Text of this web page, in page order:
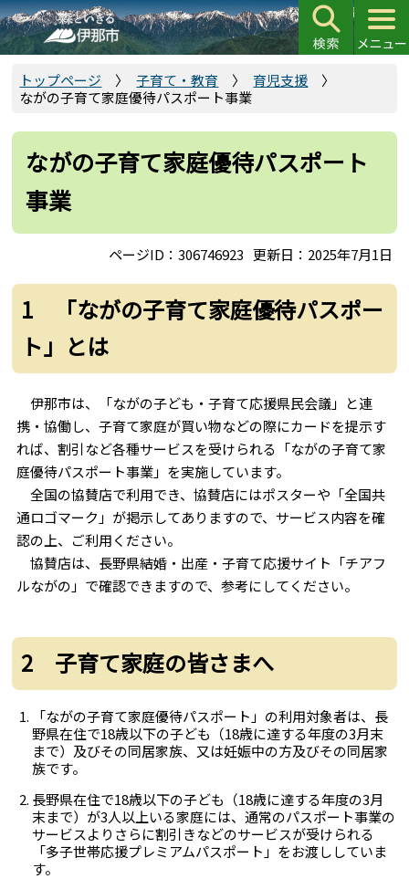
こ
の
ペ
トップページ 子育て・教育
育児支援
ながの子育て家庭優待パスポート事業
ながの子育て家庭優待パスポート
事業
ページID：306746923 更新日：2025年7月1日
1 「ながの子育て家庭優待パスポー
ト」とは
伊那市は、「ながの子ども・子育て応援県民会議」と連
携・協働し、子育て家庭が買い物などの際にカードを提示す
れば、割引など各種サービスを受けられる「ながの子育て家
庭優待パスポート事業」を実施しています。
全国の協賛店で利用でき、協賛店にはポスターや「全国共
通ロゴマーク」が掲示してありますので、サービス内容を確
認の上、ご利用ください。
協賛店は、長野県結婚・出産・子育て応援サイト「チアフ
ルながの」で確認できますので、参考にしてください。
2 子育て家庭の皆さまへ
「ながの子育て家庭優待パスポート」の利用対象者は、長
野県在住で18歳以下の子ども（18歳に達する年度の3月末
まで）及びその同居家族、又は妊娠中の方及びその同居家
族です。
長野県在住で18歳以下の子ども（18歳に達する年度の3月
末まで）が3人以上いる家庭には、通常のパスポート事業の
サービスよりさらに割引きなどのサービスが受けられる
「多子世帯応援プレミアムパスポート」をお渡ししていま
す。